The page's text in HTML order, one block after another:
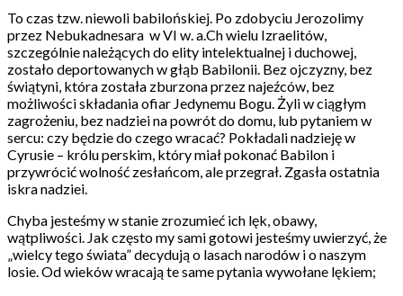
To czas tzw. niewoli babilońskiej. Po zdobyciu Jerozolimy
przez Nebukadnesara w VI w. a.Ch wielu Izraelitów,
szczególnie należących do elity intelektualnej i duchowej,
zostało deportowanych w głąb Babilonii. Bez ojczyzny, bez
świątyni, która została zburzona przez najeźców, bez
możliwości składania ofiar Jedynemu Bogu. Żyli w ciągłym
zagrożeniu, bez nadziei na powrót do domu, lub pytaniem w
sercu: czy będzie do czego wracać? Pokładali nadzieję w
Cyrusie – królu perskim, który miał pokonać Babilon i
przywrócić wolność zesłańcom, ale przegrał. Zgasła ostatnia
iskra nadziei.
Chyba jesteśmy w stanie zrozumieć ich lęk, obawy,
wątpliwości. Jak często my sami gotowi jesteśmy uwierzyć, że
„wielcy tego świata” decydują o lasach narodów i o naszym
losie. Od wieków wracają te same pytania wywołane lękiem;